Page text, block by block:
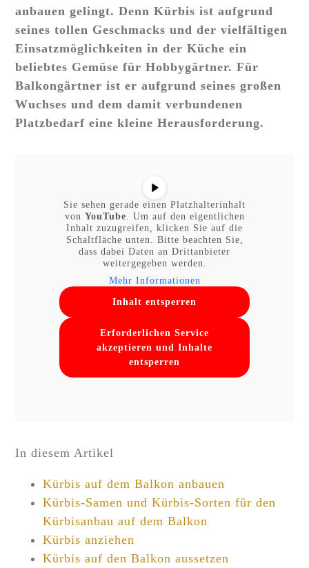
anbauen gelingt. Denn Kürbis ist aufgrund
seines tollen Geschmacks und der vielfältigen
Einsatzmöglichkeiten in der Küche ein
beliebtes Gemüse für Hobbygärtner. Für
Balkongärtner ist er aufgrund seines großen
Wuchses und dem damit verbundenen
Platzbedarf eine kleine Herausforderung.
Sie sehen gerade einen Platzhalterinhalt
von YouTube . Um auf den eigentlichen
Inhalt zuzugreifen, klicken Sie auf die
Schaltfläche unten. Bitte beachten Sie,
dass dabei Daten an Drittanbieter
weitergegeben werden.
Mehr Informationen
Inhalt entsperren
Erforderlichen Service
akzeptieren und Inhalte
entsperren
In diesem Artikel
Kürbis auf dem Balkon anbauen
Kürbis-Samen und Kürbis-Sorten für den
Kürbisanbau auf dem Balkon
Kürbis anziehen
Kürbis auf den Balkon aussetzen